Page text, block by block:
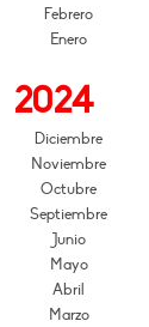
Febrero
Enero
2024
Diciembre
Noviembre
Octubre
Septiembre
Junio
Mayo
Abril
Marzo